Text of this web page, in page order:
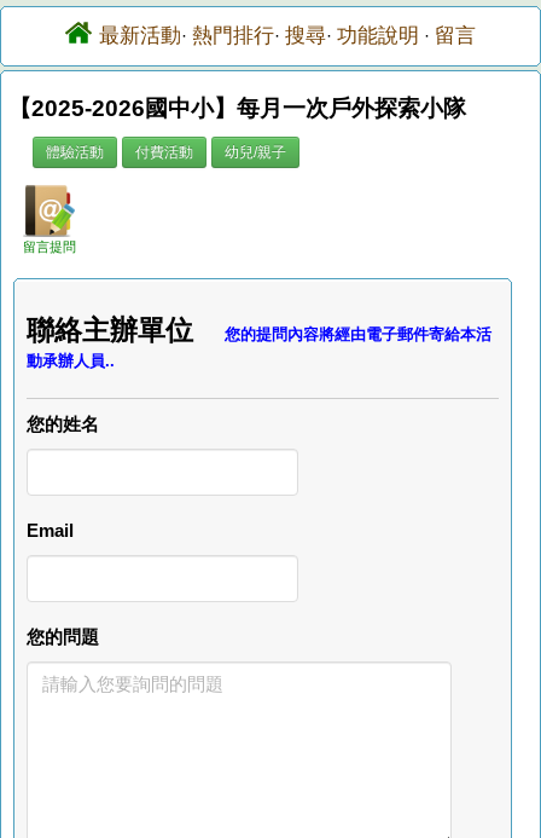
最新活動· 熱門排行· 搜尋· 功能說明 · 留言
【2025-2026國中小】每月一次戶外探索小隊
體驗活動 付費活動 幼兒/親子
留言提問
聯絡主辦單位您的提問內容將經由電子郵件寄給本活
動承辦人員..
您的姓名
Email
您的問題